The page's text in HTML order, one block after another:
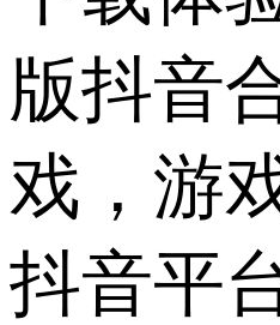
版抖音
戏，游
抖音平